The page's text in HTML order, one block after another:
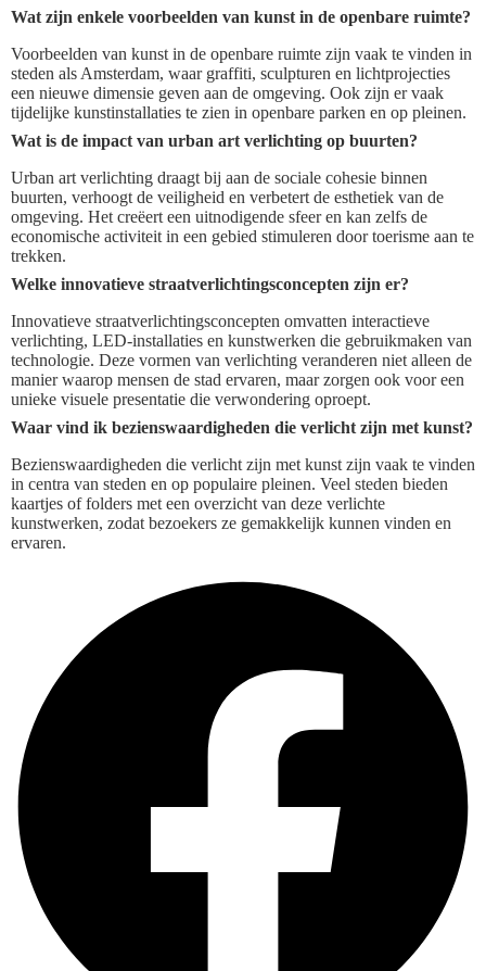
Wat zijn enkele voorbeelden van kunst in de openbare ruimte?
Voorbeelden van kunst in de openbare ruimte zijn vaak te vinden in
steden als Amsterdam, waar graffiti, sculpturen en lichtprojecties
een nieuwe dimensie geven aan de omgeving. Ook zijn er vaak
tijdelijke kunstinstallaties te zien in openbare parken en op pleinen.
Wat is de impact van urban art verlichting op buurten?
Urban art verlichting draagt bij aan de sociale cohesie binnen
buurten, verhoogt de veiligheid en verbetert de esthetiek van de
omgeving. Het creëert een uitnodigende sfeer en kan zelfs de
economische activiteit in een gebied stimuleren door toerisme aan te
trekken.
Welke innovatieve straatverlichtingsconcepten zijn er?
Innovatieve straatverlichtingsconcepten omvatten interactieve
verlichting, LED-installaties en kunstwerken die gebruikmaken van
technologie. Deze vormen van verlichting veranderen niet alleen de
manier waarop mensen de stad ervaren, maar zorgen ook voor een
unieke visuele presentatie die verwondering oproept.
Waar vind ik bezienswaardigheden die verlicht zijn met kunst?
Bezienswaardigheden die verlicht zijn met kunst zijn vaak te vinden
in centra van steden en op populaire pleinen. Veel steden bieden
kaartjes of folders met een overzicht van deze verlichte
kunstwerken, zodat bezoekers ze gemakkelijk kunnen vinden en
ervaren.